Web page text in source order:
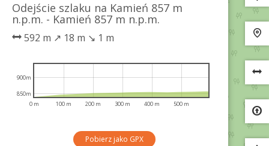
Odejście szlaku na Kamień 857 m
n.p.m. - Kamień 857 m n.p.m.
592 m ↗ 18 m ↘ 1 m
0 m 100 m 200 m 300 m 400 m 500 m
850m
900m
Pobierz jako GPX